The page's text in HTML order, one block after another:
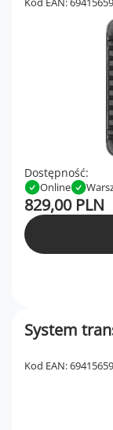
Dostępność:
Online
829,00 PLN
System
Kod EAN: